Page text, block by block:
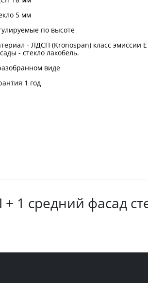
5 мм
по высоте
- ЛДСП (Kronospan) класс эмиссии
- стекло лакобель.
виде
1 год
1 средний фасад